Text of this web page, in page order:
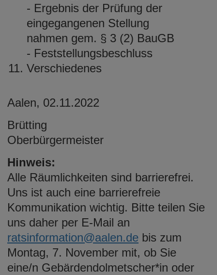
- Ergebnis der Prüfung der
eingegangenen Stellung
nahmen gem. § 3 (2) BauGB
- Feststellungsbeschluss
Verschiedenes
Aalen, 02.11.2022
Brütting
Oberbürgermeister
Hinweis:
Alle Räumlichkeiten sind barrierefrei.
Uns ist auch eine barrierefreie
Kommunikation wichtig. Bitte teilen Sie
uns daher per E-Mail an
ratsinformation@aalen.de bis zum
Montag, 7. November mit, ob Sie
eine/n Gebärdendolmetscher*in oder